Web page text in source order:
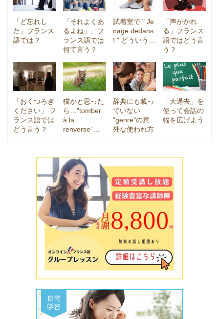
「ど忘れし
た」フランス
語では？
「それよくあ
るよね」、フ
ランス語では
何て言う？
試着室で " Je
nage dedans
! " どういう…
「声がかれ
る」フランス
語ではどう言
う？
「おくつろぎ
ください」 フ
ランス語では
どう言う？
猫かと思った
ら…”tomber
à la
renverse”…
辞典にも載っ
ていない
"genre"の意
外な使われ方
「大過去」を
使って会話の
幅を広げよう